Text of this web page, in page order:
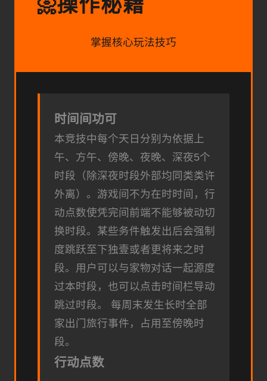
📀操作秘籍
掌握核心玩法技巧
时间间功可
本竞技中每个天日分别为依据上
午、方午、傍晚、夜晚、深夜5个
时段（除深夜时段外部均同类类许
外离）。 游戏间不为在时时间，行
动点数使凭完间前端不能够被动切
换时段。 某些务件触发出后会强制
度跳跃至下独壹或者更将来之时
段。 用户可以与家物对话一起源度
过本时段，也可以点击时间栏导动
跳过时段。
每周末发生长时全部
家出门旅行事件，占用至傍晚时
段。
行动点数